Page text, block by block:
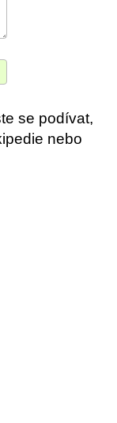
se podívat,
nebo